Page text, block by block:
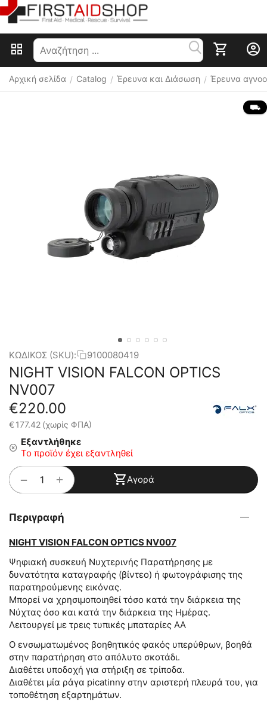
Αρχική σελίδα / Catalog / Έρευνα και Διάσωση / Έρευνα
⛟
ΚΩΔΙΚΟΣ (SKU): 9100080419
NIGHT VISION FALCON OPTICS
NV007
€220.00
€177.42 (χωρίς ΦΠΑ)
Εξαντλήθηκε
Το προϊόν έχει εξαντληθεί
+
− Αγορά
Περιγραφή
NIGHT VISION FALCON OPTICS NV007
Ψηφιακή συσκευή Νυχτερινής Παρατήρησης με
δυνατότητα καταγραφής (βίντεο) ή φωτογράφισης της
παρατηρούμενης εικόνας.
Μπορεί να χρησιμοποιηθεί τόσο κατά την διάρκεια της
Νύχτας όσο και κατά την διάρκεια της Ημέρας.
Λειτουργεί με τρεις τυπικές μπαταρίες ΑΑ
Ο ενσωματωμένος βοηθητικός φακός υπερύθρων, βοηθά
στην παρατήρηση στο απόλυτο σκοτάδι.
Διαθέτει υποδοχή για στήριξη σε τρίποδα.
Διαθέτει μία ράγα picatinny στην αριστερή πλευρά του, για
τοποθέτηση εξαρτημάτων.